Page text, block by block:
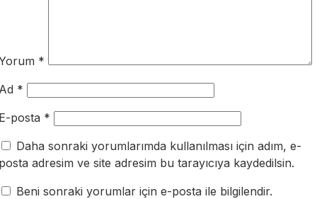
*
*
posta *
Daha sonraki yorumlarımda kullanılması için adım, e-
adresim ve site adresim bu tarayıcıya kaydedilsin.
Beni sonraki yorumlar için e-posta ile bilgilendir.